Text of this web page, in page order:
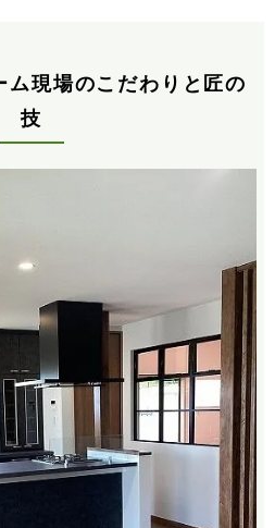
ム現場のこだわりと匠の
技